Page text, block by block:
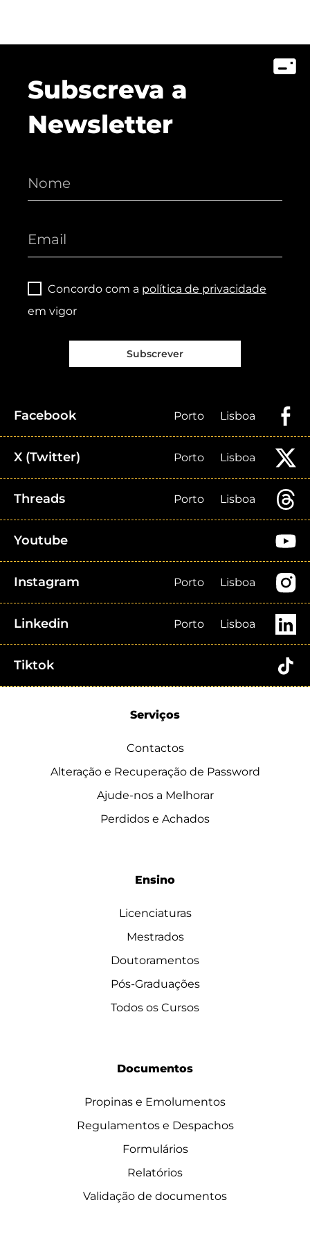
Subscreva a
Newsletter
Concordo com a política de privacidade
em vigor
Subscrever
Facebook Porto Lisboa
X (Twitter) Porto Lisboa
Threads Porto Lisboa
Youtube
Instagram Porto Lisboa
Linkedin Porto Lisboa
Tiktok
Serviços
Contactos
Alteração e Recuperação de Password
Ajude-nos a Melhorar
Perdidos e Achados
Ensino
Licenciaturas
Mestrados
Doutoramentos
Pós-Graduações
Todos os Cursos
Documentos
Propinas e Emolumentos
Regulamentos e Despachos
Formulários
Relatórios
Validação de documentos